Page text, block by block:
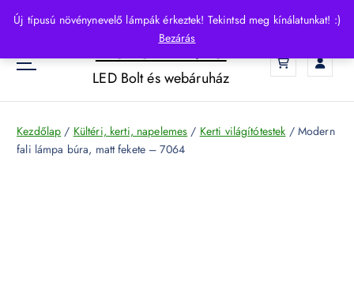
Új típusú növénynevelő lámpák érkeztek! Tekintsd meg kínálatunkat! :)
Bezárás
p
o
HelloLED.hu
LED Bolt és webáruház
Kezdőlap / Kültéri, kerti, napelemes / Kerti világítótestek / Modern
fali lámpa búra, matt fekete – 7064